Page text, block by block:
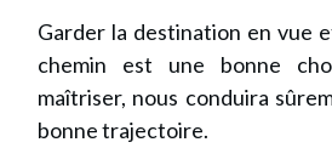
Garder la destination en vue
chemin est une bonne
maîtriser, nous conduira
bonne trajectoire.